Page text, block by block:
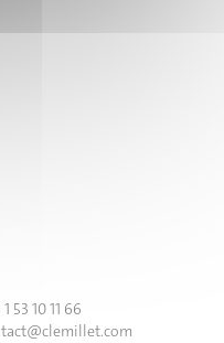
53 10 11 66